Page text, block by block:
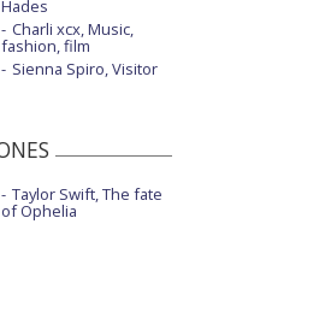
Hades
Charli xcx, Music,
fashion, film
Sienna Spiro, Visitor
Taylor Swift, The fate
of Ophelia